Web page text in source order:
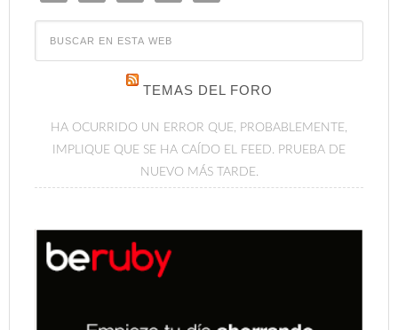
TEMAS DEL FORO
HA OCURRIDO UN ERROR QUE, PROBABLEMENTE,
IMPLIQUE QUE SE HA CAÍDO EL FEED. PRUEBA DE
NUEVO MÁS TARDE.